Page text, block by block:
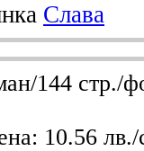
Слава
144 стр./
10.56 лв./